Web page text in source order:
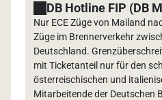
DB Hotline FIP (DB
Nur ECE Züge von Mailand
Züge im Brennerverkehr
Deutschland.
mit Ticketanteil nur für den
österreischischen und
Mitarbeitende der Deutschen